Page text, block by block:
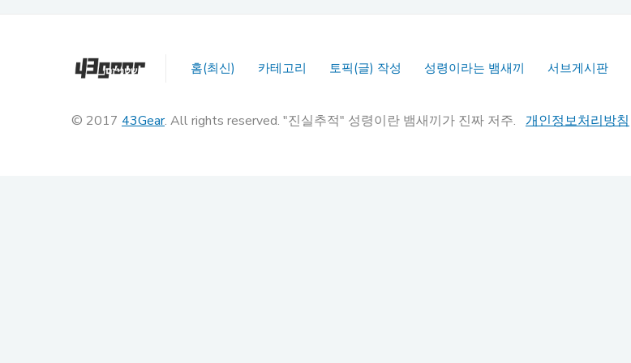
홈(최신) 카테고리 토픽(글) 작성 성령이라는 뱀새끼 서브게시판
© 2017 43Gear. All rights reserved. "진실추적" 성령이란 뱀새끼가 진짜 저주. 개인정보처리방침